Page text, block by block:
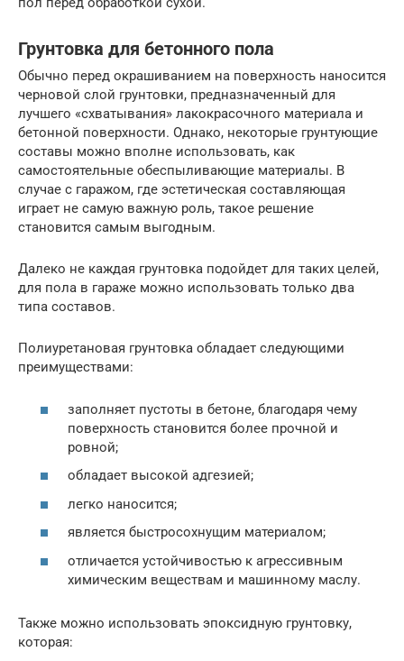
Грунтовка для бетонного пола
Обычно перед окрашиванием на поверхность наносится
черновой слой грунтовки, предназначенный для
лучшего «схватывания» лакокрасочного материала и
бетонной поверхности. Однако, некоторые грунтующие
составы можно вполне использовать, как
самостоятельные обеспыливающие материалы. В
случае с гаражом, где эстетическая составляющая
играет не самую важную роль, такое решение
становится самым выгодным.
Далеко не каждая грунтовка подойдет для таких целей,
для пола в гараже можно использовать только два
типа составов.
Полиуретановая грунтовка обладает следующими
преимуществами:
заполняет пустоты в бетоне, благодаря чему
поверхность становится более прочной и
ровной;
обладает высокой адгезией;
легко наносится;
является быстросохнущим материалом;
отличается устойчивостью к агрессивным
химическим веществам и машинному маслу.
Также можно использовать эпоксидную грунтовку,
которая: